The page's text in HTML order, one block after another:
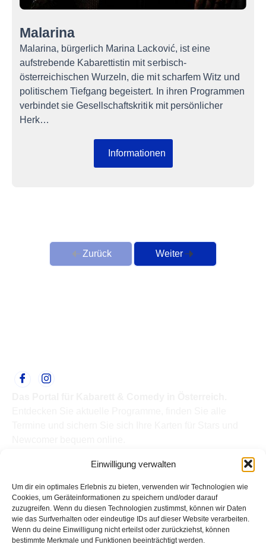
Einwilligung verwalten
Um dir ein optimales Erlebnis zu bieten, verwenden wir Technologien wie
Cookies, um Geräteinformationen zu speichern und/oder darauf
zuzugreifen. Wenn du diesen Technologien zustimmst, können wir Daten
wie das Surfverhalten oder eindeutige IDs auf dieser Website verarbeiten.
Wenn du deine Einwilligung nicht erteilst oder zurückziehst, können
bestimmte Merkmale und Funktionen beeinträchtigt werden.
Malarina
Malarina, bürgerlich Marina Lacković, ist eine
aufstrebende Kabarettistin mit serbisch-
österreichischen Wurzeln, die mit scharfem Witz und
politischem Tiefgang begeistert. In ihren Programmen
verbindet sie Gesellschaftskritik mit persönlicher
Herk…
Informationen
Zurück Weiter
Termine
Kabarettisten
Spielorte
Top Links
Kabarettisten in Österreich: Aktuelle Stars & Programme